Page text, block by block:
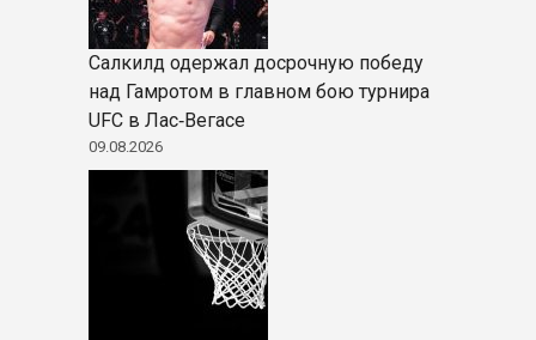
Салкилд одержал досрочную победу
над Гамротом в главном бою турнира
UFC в Лас‑Вегасе
09.08.2026